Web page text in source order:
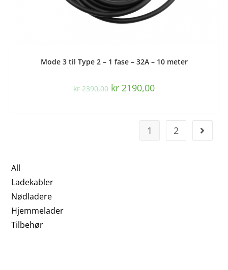
Mode 3 til Type 2 – 1 fase – 32A – 10 meter
kr2390,00 kr 2190,00
1 2
All
Ladekabler
Nødladere
Hjemmelader
Tilbehør